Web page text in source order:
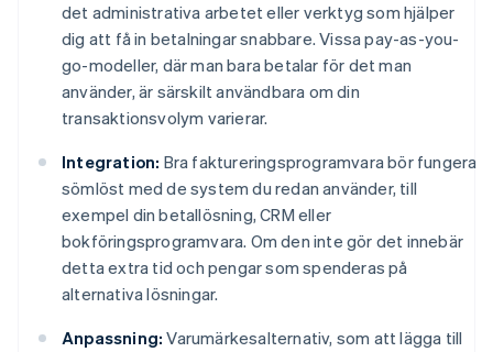
det administrativa arbetet eller verktyg som hjälper
dig att få in betalningar snabbare. Vissa pay-as-you-
go-modeller, där man bara betalar för det man
använder, är särskilt användbara om din
transaktionsvolym varierar.
Integration: Bra faktureringsprogramvara bör fungera
sömlöst med de system du redan använder, till
exempel din betallösning, CRM eller
bokföringsprogramvara. Om den inte gör det innebär
detta extra tid och pengar som spenderas på
alternativa lösningar.
Anpassning: Varumärkesalternativ, som att lägga till